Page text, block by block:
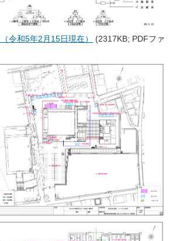
令和5年2月15日現在）
(2317KB; PDFファ